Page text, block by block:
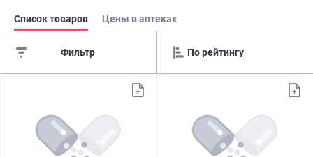
Список товаров Цены в аптеках
Фильтр